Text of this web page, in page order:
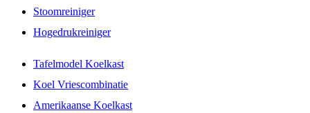
Stoomreiniger
Hogedrukreiniger
Tafelmodel Koelkast
Koel Vriescombinatie
Amerikaanse Koelkast